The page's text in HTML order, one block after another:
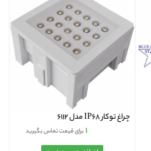
چراغ توکار IP68 مدل 6112
۱برای قیمت تماس بگیرید